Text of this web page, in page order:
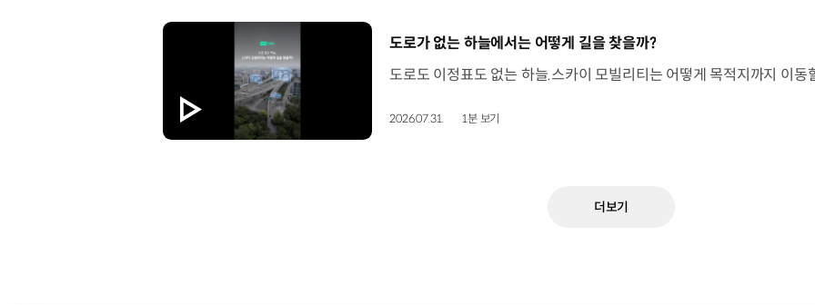
[동영상]
도로가 없는 하늘에서는 어떻게 길을 찾을까?
2026.07.31. 1분 보기
더보기